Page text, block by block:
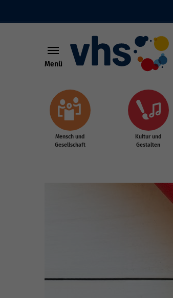
Menü
Mensch und
Gesellschaft
Kultur und
Gestalten